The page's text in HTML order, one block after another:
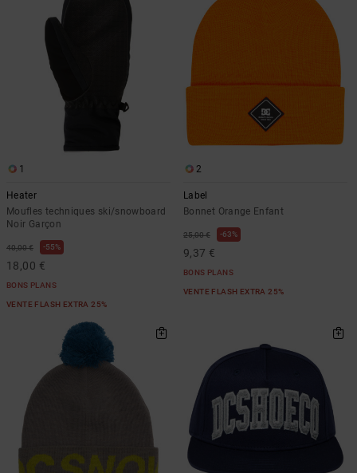
1
Heater
Moufles techniques ski/snowboard
Noir Garçon
40,00 € 55%
18,00 €
BONS PLANS
VENTE FLASH EXTRA 25%
2
Label
Bonnet Orange Enfant
25,00 € 63%
9,37 €
BONS PLANS
VENTE FLASH EXTRA 25%